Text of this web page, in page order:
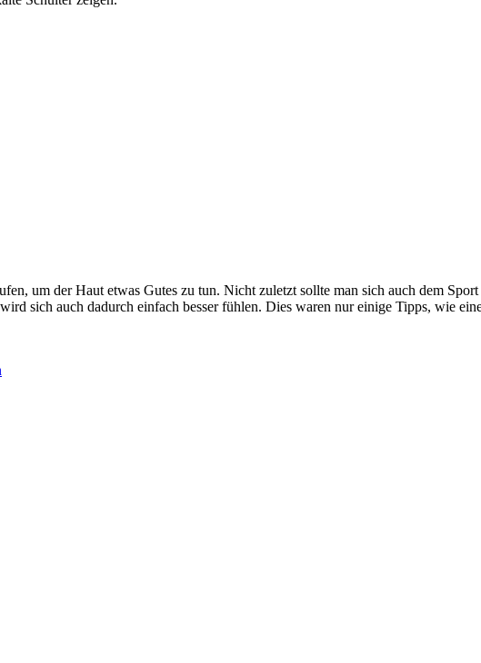
um der Haut etwas Gutes zu tun. Nicht zuletzt sollte man sich auch dem
sich auch dadurch einfach besser fühlen. Dies waren nur einige Tipps, wie